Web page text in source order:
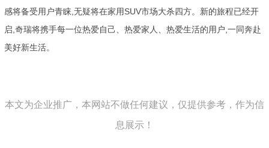
感将备受用户青睐,无疑将在家用SUV市场大杀四方。新的旅程已经开
启,奇瑞将携手每一位热爱自己、热爱家人、热爱生活的用户,一同奔赴
美好新生活。
本文为企业推广，本网站不做任何建议，仅提供参考，作为信
息展示！